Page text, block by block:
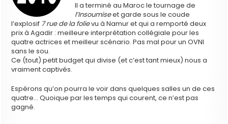
Il a terminé au Maroc le tournage de
l’Insoumiseet garde sous le coude
l’explosif 7 rue de la folievu à Namur et qui a remporté deux
prix à Agadir : meilleure interprétation collégiale pour les
quatre actrices et meilleur scénario. Pas mal pour un OVNI
sans le sou.
Ce (tout) petit budget qui divise (et c’est tant mieux) nous a
vraiment captivés.
Espérons qu’on pourra le voir dans quelques salles un de ces
quatre… Quoique par les temps qui courent, ce n’est pas
gagné.